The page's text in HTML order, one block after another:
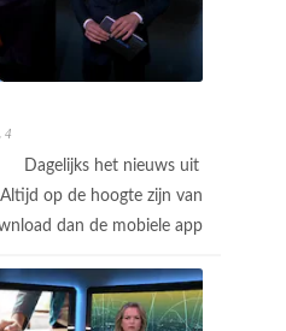
4
Dagelijks het nieuws uit
op de hoogte zijn van
dan de mobiele app